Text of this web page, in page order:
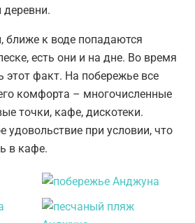
деревни.
ближе к воде попадаются
есть они и на дне. Во время
этот факт. На побережье все
комфорта – многочисленные
точки, кафе, дискотеки.
удовольствие при условии, что
в кафе.